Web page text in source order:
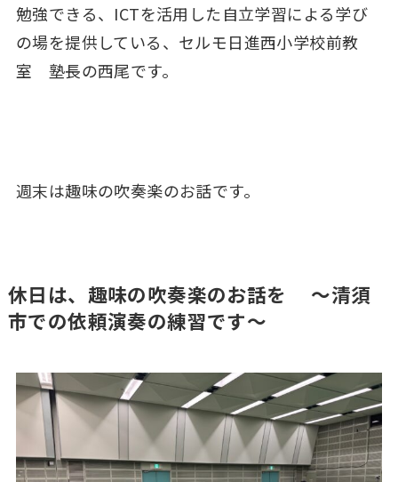
勉強できる、ICTを活用した自立学習による学び
の場を提供している、セルモ日進西小学校前教
室 塾長の西尾です。
週末は趣味の吹奏楽のお話です。
休日は、趣味の吹奏楽のお話を ～清須
市での依頼演奏の練習です～